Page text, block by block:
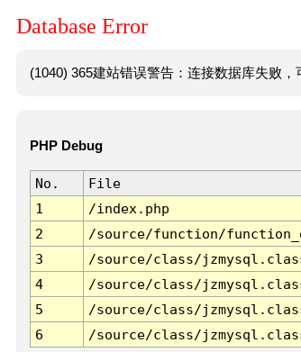
Database Error
(1040) 365建站错误警告：连接数据库失败
PHP Debug
No. File
1
/index.php
2
/source/function/
3
/source/class/
4
/source/class/
5
/source/class/
6
/source/class/